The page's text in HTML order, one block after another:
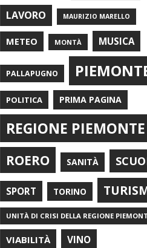
LAVORO MAURIZIO MARELLO
METEO MONTÀ MUSICA
PALLAPUGNO
POLITICA PRIMA PAGINA
REGIONE PIEMONTE
ROERO SANITÀ
SPORT TORINO
UNITÀ DI CRISI DELLA REGIONE
VIABILITÀ VINO